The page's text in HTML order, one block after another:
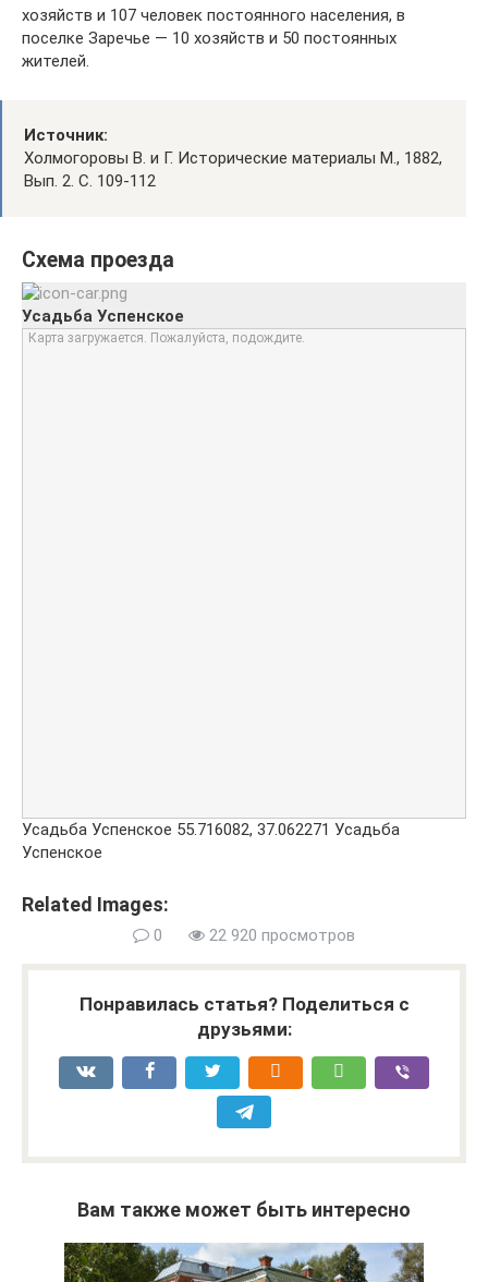
хозяйств и 107 человек постоянного населения, в
поселке Заречье — 10 хозяйств и 50 постоянных
жителей.
Источник:
Холмогоровы В. и Г. Исторические материалы М., 1882,
Вып. 2. С. 109-112
Схема проезда
Усадьба Успенское
Карта загружается. Пожалуйста, подождите.
Усадьба Успенское 55.716082, 37.062271 Усадьба
Успенское
Related Images:
0 22 920 просмотров
Понравилась статья? Поделиться с
друзьями:
Вам также может быть интересно